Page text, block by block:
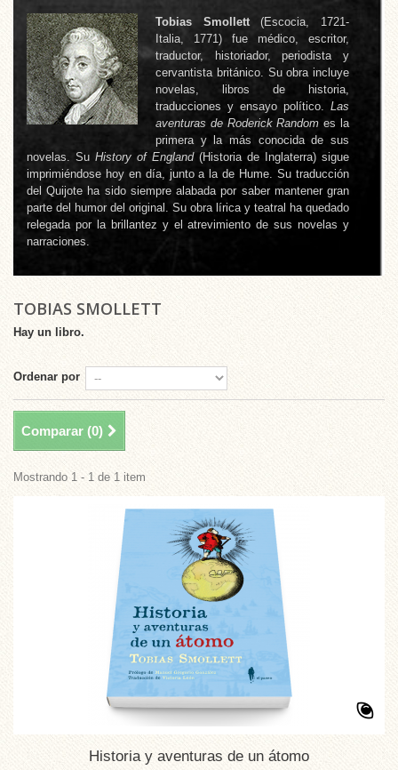
Tobias Smollett(Escocia, 1721-
Italia, 1771) fue médico, escritor,
traductor, historiador, periodista y
cervantista británico. Su obra incluye
novelas, libros de historia,
traducciones y ensayo político. Las
aventuras de Roderick Random es la
primera y la más conocida de sus
novelas. Su History of England(Historia de Inglaterra) sigue
imprimiéndose hoy en día, junto a la de Hume. Su traducción
del Quijote ha sido siempre alabada por saber mantener gran
parte del humor del original. Su obra lírica y teatral ha quedado
relegada por la brillantez y el atrevimiento de sus novelas y
narraciones.
TOBIAS SMOLLETT
Hay un libro.
Ordenar por
Comparar (0)
Mostrando 1 - 1 de 1 item
Historia y aventuras de un átomo